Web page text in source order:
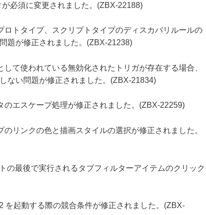
必須に変更されました。(ZBX-22188)
トタイプ、スクリプトタイプのディスカバリルールの
題が修正されました。(ZBX-21238)
て使われている無効化されたトリガが存在する場合、
ない問題が修正されました。(ZBX-21834)
エスケープ処理が修正されました。(ZBX-22259)
リンクの色と描画スタイルの選択が修正されました。
の最後で実行されるタブフィルターアイテムのクリック
を起動する際の競合条件が修正されました。(ZBX-